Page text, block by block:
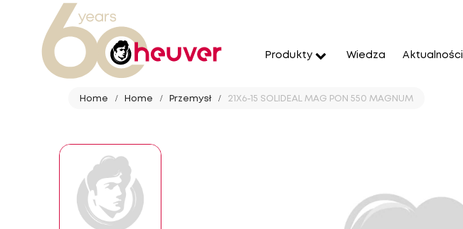
Produkty Wiedza Aktualności
Home Home Przemysł 21X6-15 SOLIDEAL MAG PON 550 MAGNUM